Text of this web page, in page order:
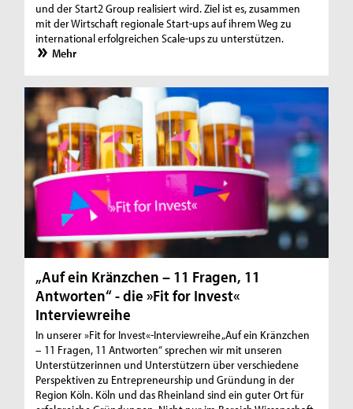
und der Start2 Group realisiert wird. Ziel ist es, zusammen
mit der Wirtschaft regionale Start-ups auf ihrem Weg zu
international erfolgreichen Scale-ups zu unterstützen.
Mehr
„Auf ein Kränzchen – 11 Fragen, 11
Antworten“ - die »Fit for Invest«
Interviewreihe
In unserer »Fit for Invest«-Interviewreihe „Auf ein Kränzchen
– 11 Fragen, 11 Antworten“ sprechen wir mit unseren
Unterstützerinnen und Unterstützern über verschiedene
Perspektiven zu Entrepreneurship und Gründung in der
Region Köln. Köln und das Rheinland sind ein guter Ort für